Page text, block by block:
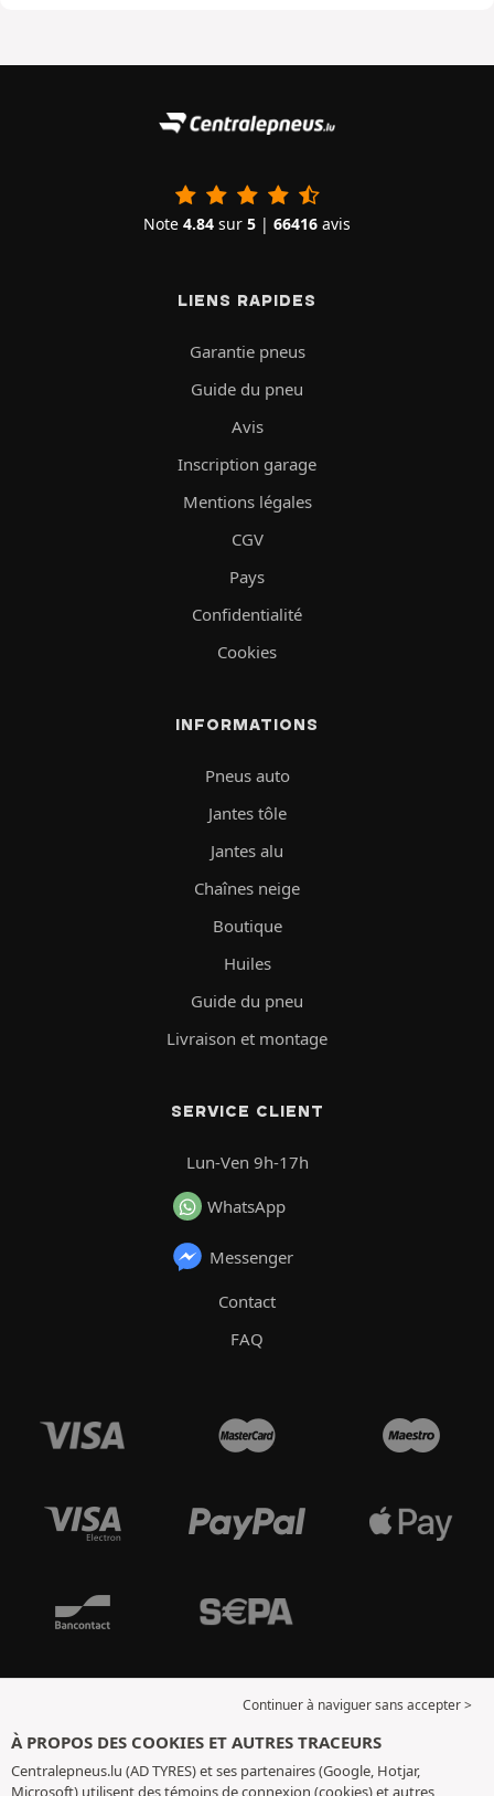
Note 4.84 sur 5 | 66416 avis
LIENS RAPIDES
Garantie pneus
Guide du pneu
Avis
Inscription garage
Mentions légales
CGV
Pays
Confidentialité
Cookies
INFORMATIONS
Pneus auto
Jantes tôle
Jantes alu
Chaînes neige
Boutique
Huiles
Guide du pneu
Livraison et montage
SERVICE CLIENT
Lun-Ven 9h-17h
WhatsApp
Messenger
Contact
FAQ
Continuer à naviguer sans accepter >
À PROPOS DES COOKIES ET AUTRES TRACEURS
Centralepneus.lu (AD TYRES) et ses partenaires (Google, Hotjar,
Microsoft) utilisent des témoins de connexion (cookies) et autres